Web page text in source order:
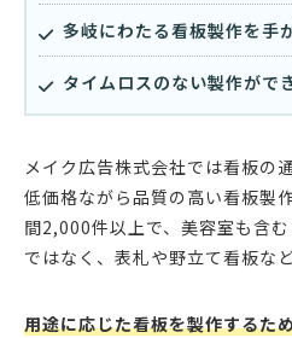
多岐にわたる看板製作を手
タイムロスのない製作がで
メイク広告株式会社では看板の
低価格ながら品質の高い看板製
間2,000件以上で、美容室も含
ではなく、表札や野立て看板な
用途に応じた看板を製作するた